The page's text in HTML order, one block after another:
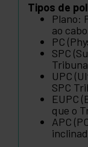
Tipos de
Plano:
ao
PC
SPC
UPC
SPC
EUPC
que o
APC